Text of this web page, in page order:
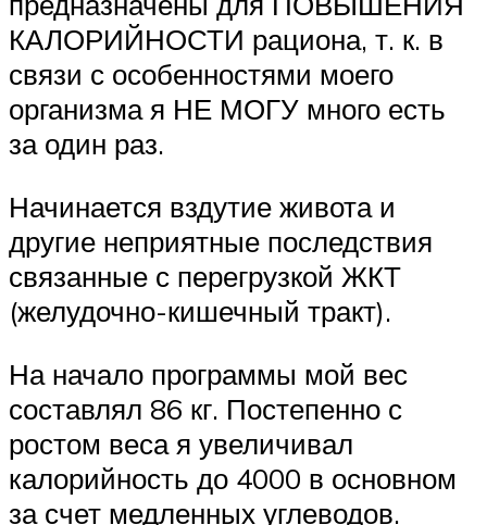
КАЛОРИЙНОСТИ рациона, т. к. в
связи с особенностями моего
организма я НЕ МОГУ много есть
за один раз.
Начинается вздутие живота и
другие неприятные последствия
связанные с перегрузкой ЖКТ
(желудочно-кишечный тракт).
На начало программы мой вес
составлял 86 кг. Постепенно с
ростом веса я увеличивал
калорийность до 4000 в основном
за счет медленных углеводов.